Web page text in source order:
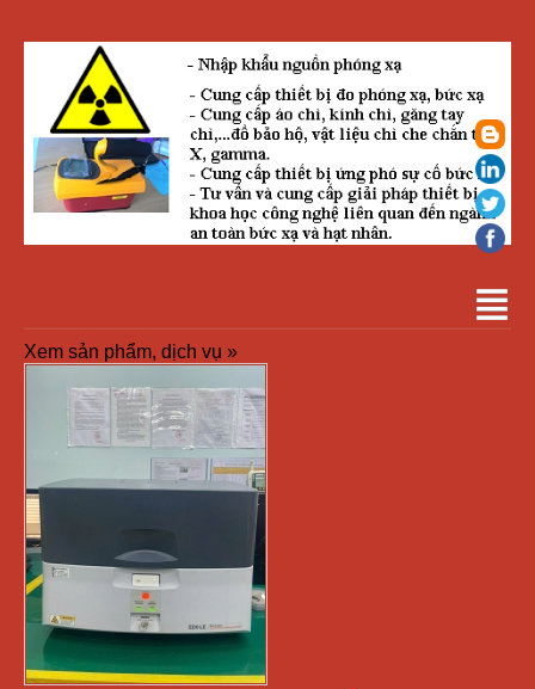
Xem sản phẩm, dịch vụ »